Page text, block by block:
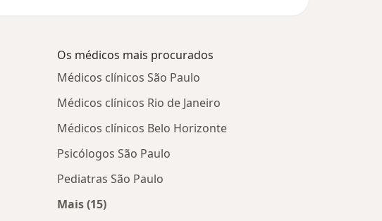
Os médicos mais procurados
Médicos clínicos São Paulo
Médicos clínicos Rio de Janeiro
Médicos clínicos Belo Horizonte
Psicólogos São Paulo
Pediatras São Paulo
Mais (15)